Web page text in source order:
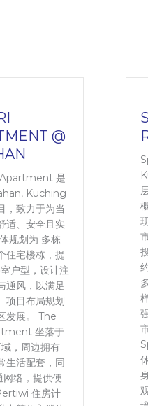
@
是
Kuching
，致力于为当
适、安全且实
规划为 多栋
住宅楼栋，提
户型，设计注
通风，以满足
项目布局规划
发展。 The
坐落于
，周边拥有
生活配套，同
络，提供便
住房计